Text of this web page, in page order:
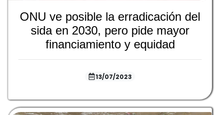
ONU ve posible la erradicación del
sida en 2030, pero pide mayor
financiamiento y equidad
13/07/2023